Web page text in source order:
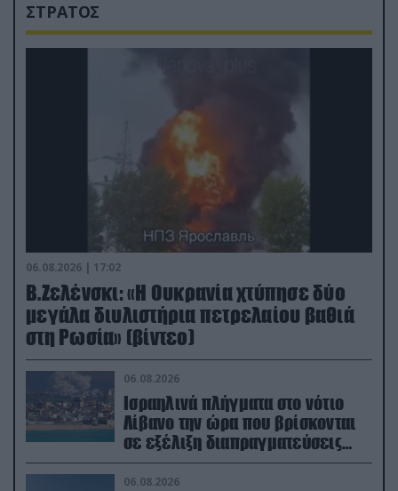
ΣΤΡΑΤΟΣ
06.08.2026 | 17:02
Β.Ζελένσκι: «Η Ουκρανία χτύπησε δύο
μεγάλα διυλιστήρια πετρελαίου βαθιά
στη Ρωσία» (βίντεο)
06.08.2026
Ισραηλινά πλήγματα στο νότιο
Λίβανο την ώρα που βρίσκονται
σε εξέλιξη διαπραγματεύσεις
στην Ρώμη
06.08.2026